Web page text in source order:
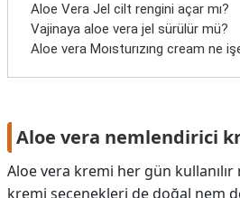
Aloe Vera Jel cilt rengini açar mı?
Vajinaya aloe vera jel sürülür mü?
Aloe vera Moısturızıng cream ne
Aloe vera nemlendirici
Aloe vera kremi her gün kullanılır
kremi seçenekleri de doğal nem